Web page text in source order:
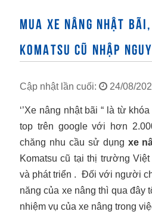
MUA XE NÂNG NHẬT
KOMATSU CŨ NHẬP
Cập nhật lần cuối: 24/08/
‘’Xe nâng nhật bãi “ là từ
top trên google với hơn
chăng nhu cầu sử dụng xe
Komatsu cũ tại thị trường
và phát triển . Đối với người
năng của xe nâng thì qua đây
nhiệm vụ của xe nâng trong